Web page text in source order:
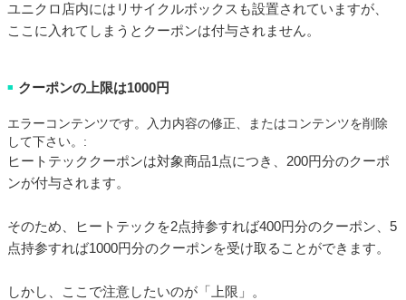
ユニクロ店内にはリサイクルボックスも設置されていますが、
ここに入れてしまうとクーポンは付与されません。
■ クーポンの上限は1000円
エラーコンテンツです。入力内容の修正、またはコンテンツを削除
して下さい。:
ヒートテッククーポンは対象商品1点につき、200円分のクーポ
ンが付与されます。
そのため、ヒートテックを2点持参すれば400円分のクーポン、5
点持参すれば1000円分のクーポンを受け取ることができます。
しかし、ここで注意したいのが「上限」。